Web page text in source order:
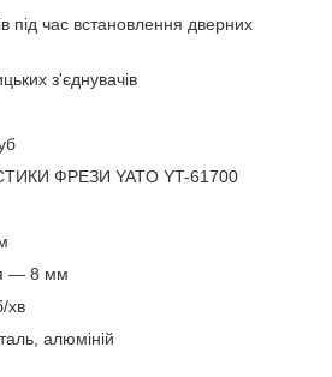
під час встановлення дверних
з'єднувачів
ФРЕЗИ YATO YT-61700
— 8 мм
хв
алюміній